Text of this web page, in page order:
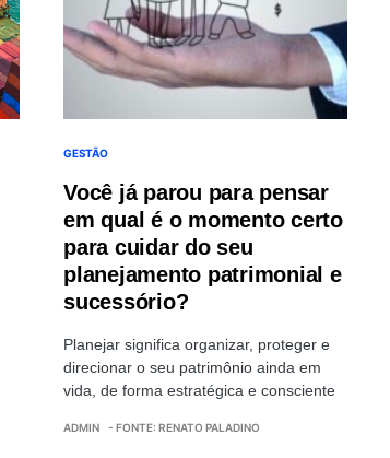
GESTÃO
Você já parou para pensar
em qual é o momento certo
para cuidar do seu
planejamento patrimonial e
sucessório?
Planejar significa organizar, proteger e
direcionar o seu patrimônio ainda em
vida, de forma estratégica e consciente
ADMIN - FONTE: RENATO PALADINO